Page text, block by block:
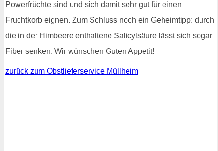
Powerfrüchte sind und sich damit sehr gut für einen
Fruchtkorb eignen. Zum Schluss noch ein Geheimtipp: durch
die in der Himbeere enthaltene Salicylsäure lässt sich sogar
Fiber senken. Wir wünschen Guten Appetit!
zurück zum Obstlieferservice Müllheim